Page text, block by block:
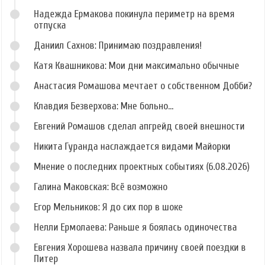
Надежда Ермакова покинула периметр на время
отпуска
Даниил Сахнов: Принимаю поздравления!
Катя Квашникова: Мои дни максимально обычные
Анастасия Ромашова мечтает о собственном Добби?
Клавдия Безверхова: Мне больно...
Евгений Ромашов сделал апгрейд своей внешности
Никита Гуранда наслаждается видами Майорки
Мнение о последних проектных событиях (6.08.2026)
Галина Маковская: Всё возможно
Егор Мельников: Я до сих пор в шоке
Нелли Ермолаева: Раньше я боялась одиночества
Евгения Хорошева назвала причину своей поездки в
Питер